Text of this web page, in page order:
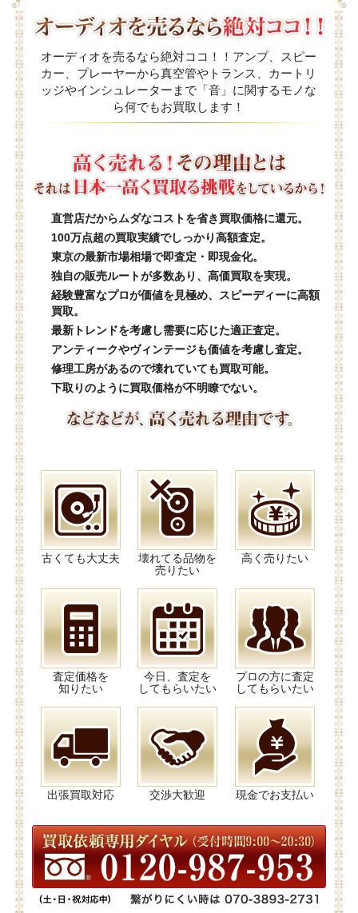
オーディオを売るなら絶対ココ！！アンプ、スピー
カー、プレーヤーから真空管やトランス、カートリ
ッジやインシュレーターまで「音」に関するモノな
ら何でもお買取します！
直営店だからムダなコストを省き買取価格に還元。
100万点超の買取実績でしっかり高額査定。
東京の最新市場相場で即査定・即現金化。
独自の販売ルートが多数あり、高価買取を実現。
経験豊富なプロが価値を見極め、スピーディーに高額
買取。
最新トレンドを考慮し需要に応じた適正査定。
アンティークやヴィンテージも価値を考慮し査定。
修理工房があるので壊れていても買取可能。
下取りのように買取価格が不明瞭でない。
古くても大丈夫
壊れてる品物を
売りたい
高く売りたい
査定価格を
知りたい
今日、査定を
してもらいたい
プロの方に査定
してもらいたい
出張買取対応 交渉大歓迎 現金でお支払い